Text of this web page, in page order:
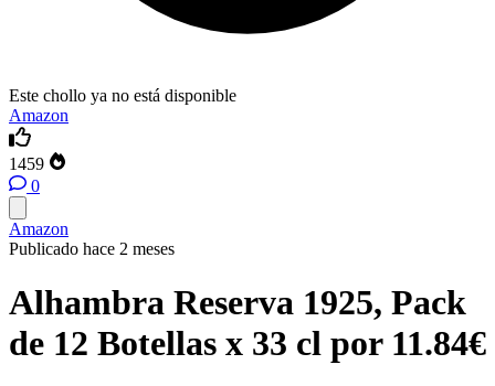
Este chollo ya no está disponible
Amazon
1459
0
Amazon
Publicado hace 2 meses
Alhambra Reserva 1925, Pack
de 12 Botellas x 33 cl por 11.84€